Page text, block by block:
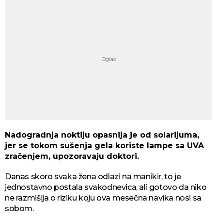
Nadogradnja noktiju opasnija je od solarijuma,
jer se tokom sušenja gela koriste lampe sa UVA
zračenjem, upozoravaju doktori.
Danas skoro svaka žena odlazi na manikir, to je
jednostavno postala svakodnevica, ali gotovo da niko
ne razmišlja o riziku koju ova mesečna navika nosi sa
sobom.